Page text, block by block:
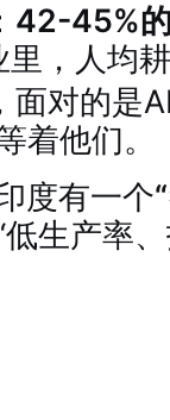
42-45%
里，人均
对的是
他们。
度有一个
生产率